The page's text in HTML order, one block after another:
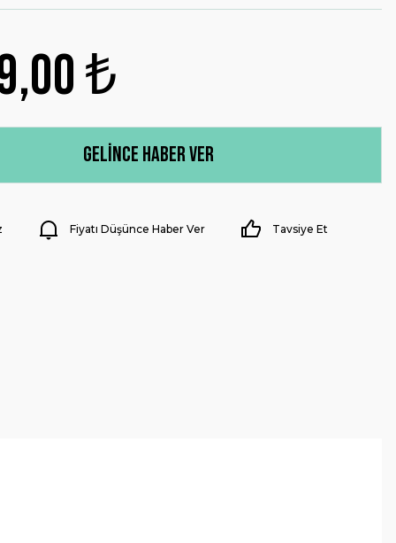
₺
Gelince Haber Ver
Fiyatı Düşünce Haber Ver Tavsiye Et